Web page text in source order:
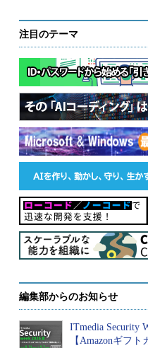
注目のテーマ
編集部からのお知らせ
ITmedia Security
【Amazonギフ